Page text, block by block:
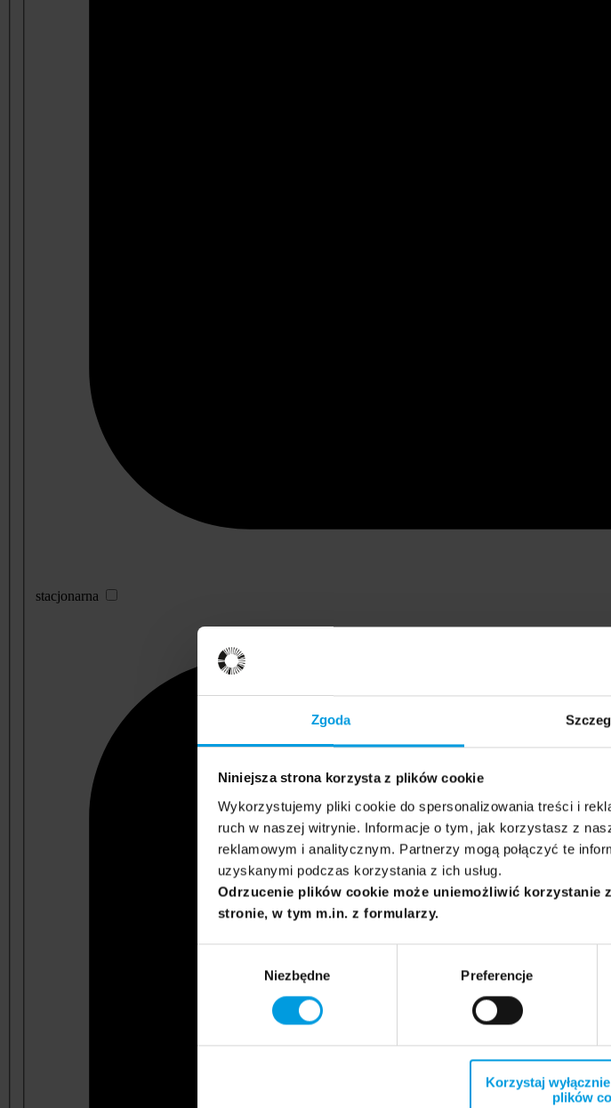
Zgoda
Niniejsza strona korzysta z plików cookie
Wykorzystujemy pliki cookie do spersonalizowania treści i
ruch w naszej witrynie. Informacje o tym, jak korzystasz z
reklamowym i analitycznym. Partnerzy mogą połączyć te
uzyskanymi podczas korzystania z ich usług.
Odrzucenie plików cookie może uniemożliwić
stronie, w tym m.in. z formularzy.
Niezbędne Preferencje
Korzystaj
plików
stacjonarna